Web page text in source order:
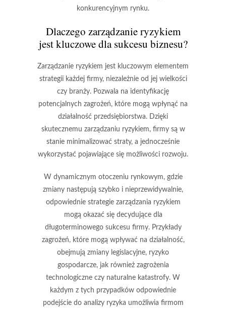
konkurencyjnym rynku.
Dlaczego zarządzanie ryzykiem
jest kluczowe dla sukcesu biznesu?
Zarządzanie ryzykiem jest kluczowym elementem
strategii każdej firmy, niezależnie od jej wielkości
czy branży. Pozwala na identyfikację
potencjalnych zagrożeń, które mogą wpłynąć na
działalność przedsiębiorstwa. Dzięki
skutecznemu zarządzaniu ryzykiem, firmy są w
stanie minimalizować straty, a jednocześnie
wykorzystać pojawiające się możliwości rozwoju.
W dynamicznym otoczeniu rynkowym, gdzie
zmiany następują szybko i nieprzewidywalnie,
odpowiednie strategie zarządzania ryzykiem
mogą okazać się decydujące dla
długoterminowego sukcesu firmy. Przykłady
zagrożeń, które mogą wpływać na działalność,
obejmują zmiany legislacyjne, ryzyko
gospodarcze, jak również zagrożenia
technologiczne czy naturalne katastrofy. W
każdym z tych przypadków odpowiednie
podejście do analizy ryzyka umożliwia firmom